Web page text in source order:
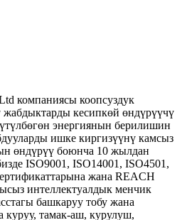
компаниясы коопсуздук
жабдыктарды кесипкөй өндүрүүчү
энергиянын берилишин
ишке киргизүүнү камсыз
өндүрүү боюнча 10 жылдан
ISO9001, ISO14001, ISO4501,
жана REACH
интеллектуалдык менчик
башкаруу тобу жана
куруу, тамак-аш, курулуш,